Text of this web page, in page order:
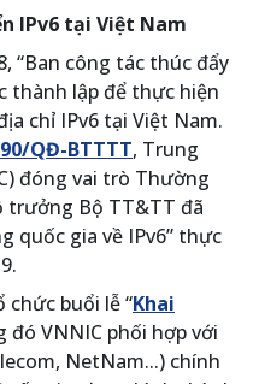
IPv6 tại Việt Nam
“Ban công tác thúc đẩy
thành lập để thực hiện
chỉ IPv6 tại Việt Nam.
QĐ-BTTTT, Trung
đóng vai trò Thường
trưởng Bộ TT&TT đã
quốc gia về IPv6” thực
chức buổi lễ “Khai
đó VNNIC phối hợp với
NetNam...) chính